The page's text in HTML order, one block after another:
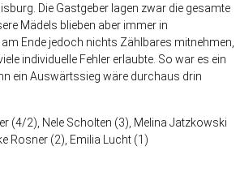
Die Gastgeber lagen zwar die gesamte
Mädels blieben aber immer in
Ende jedoch nichts Zählbares mitnehmen,
individuelle Fehler erlaubte. So war es ein
ein Auswärtssieg wäre durchaus drin
(4/2), Nele Scholten (3), Melina Jatzkowski
Rosner (2), Emilia Lucht (1)